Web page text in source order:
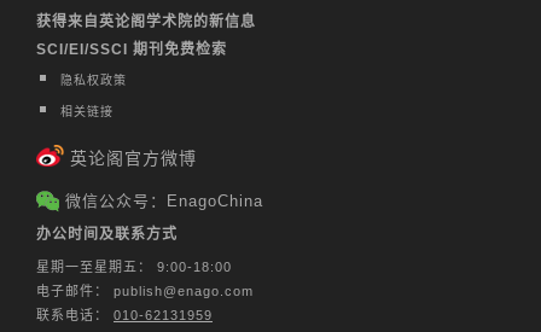
获得来自英论阁学术院的新信息
SCI/EI/SSCI 期刊免费检索
隐私权政策
相关链接
英论阁官方微博
微信公众号：EnagoChina
办公时间及联系方式
星期一至星期五： 9:00-18:00
电子邮件： publish@enago.com
联系电话： 010-62131959